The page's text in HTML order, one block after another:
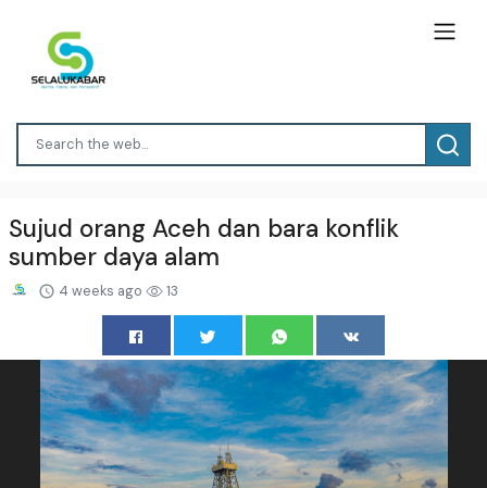
Sujud orang Aceh dan bara konflik
sumber daya alam
4 weeks ago 13